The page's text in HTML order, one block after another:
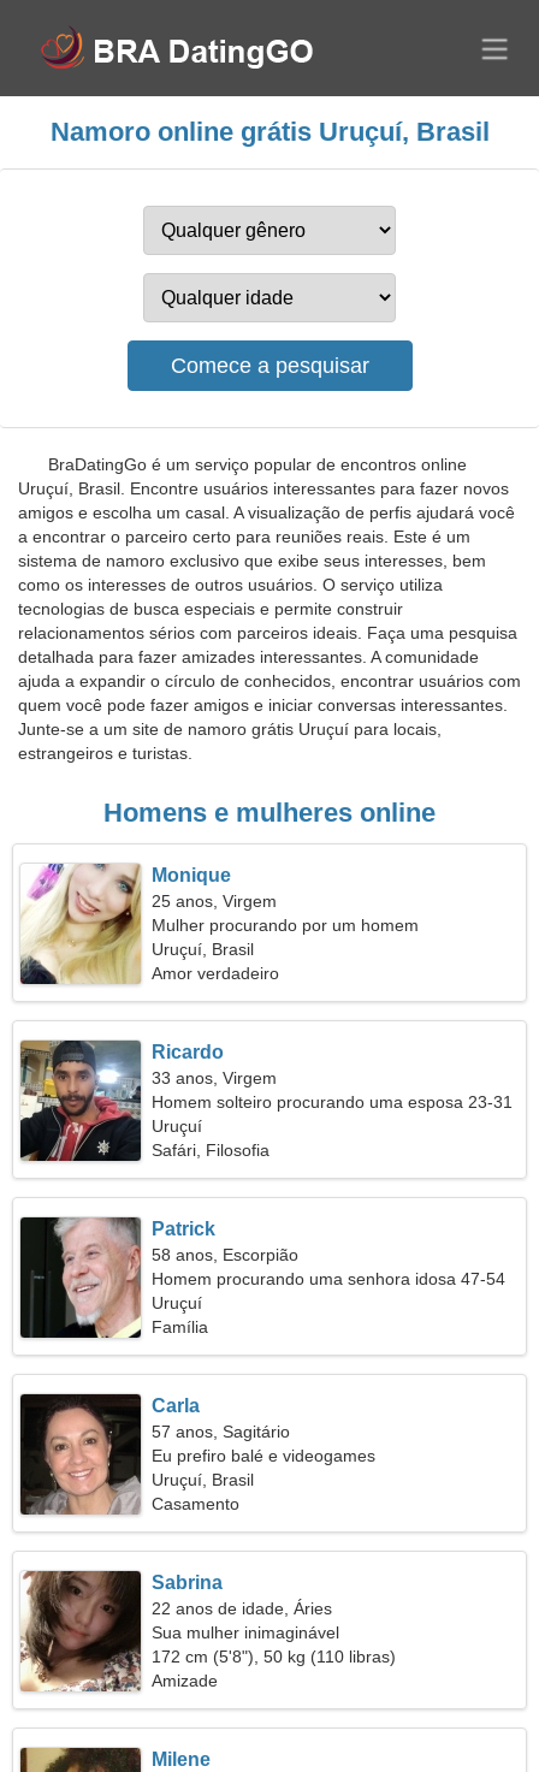
Namoro online grátis Uruçuí, Brasil
BraDatingGo é um serviço popular de encontros online
Uruçuí, Brasil. Encontre usuários interessantes para fazer novos
amigos e escolha um casal. A visualização de perfis ajudará você
a encontrar o parceiro certo para reuniões reais. Este é um
sistema de namoro exclusivo que exibe seus interesses, bem
como os interesses de outros usuários. O serviço utiliza
tecnologias de busca especiais e permite construir
relacionamentos sérios com parceiros ideais. Faça uma pesquisa
detalhada para fazer amizades interessantes. A comunidade
ajuda a expandir o círculo de conhecidos, encontrar usuários com
quem você pode fazer amigos e iniciar conversas interessantes.
Junte-se a um site de namoro grátis Uruçuí para locais,
estrangeiros e turistas.
Homens e mulheres online
Monique
25 anos, Virgem
Mulher procurando por um homem
Uruçuí, Brasil
Amor verdadeiro
Ricardo
33 anos, Virgem
Homem solteiro procurando uma esposa 23-31
Uruçuí
Safári, Filosofia
Patrick
58 anos, Escorpião
Homem procurando uma senhora idosa 47-54
Uruçuí
Família
Carla
57 anos, Sagitário
Eu prefiro balé e videogames
Uruçuí, Brasil
Casamento
Sabrina
22 anos de idade, Áries
Sua mulher inimaginável
172 cm (5'8"), 50 kg (110 libras)
Amizade
Milene